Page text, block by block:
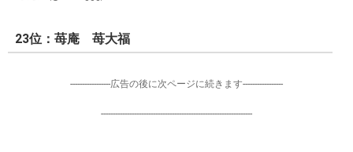
23位：苺庵 苺大福
-----------------広告の後に次ページに続きます-----------------
----------------------------------------------------------------